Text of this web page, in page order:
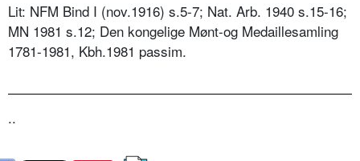
Lit: NFM Bind I (nov.1916) s.5-7; Nat. Arb. 1940 s.15-16;
MN 1981 s.12; Den kongelige Mønt-og Medaillesamling
1781-1981, Kbh.1981 passim.
..